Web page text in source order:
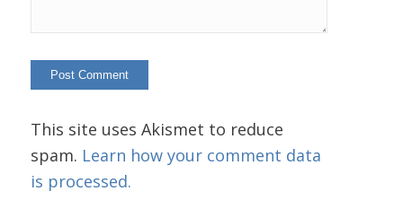
This site uses Akismet to reduce
spam. Learn how your comment data
is processed.